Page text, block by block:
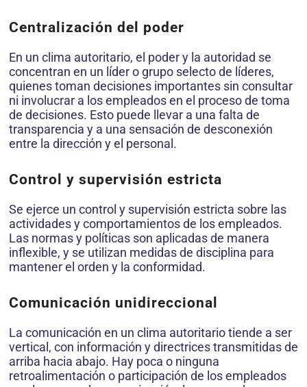
Centralización del poder
En un clima autoritario, el poder y la autoridad se
concentran en un líder o grupo selecto de líderes,
quienes toman decisiones importantes sin consultar
ni involucrar a los empleados en el proceso de toma
de decisiones. Esto puede llevar a una falta de
transparencia y a una sensación de desconexión
entre la dirección y el personal.
Control y supervisión estricta
Se ejerce un control y supervisión estricta sobre las
actividades y comportamientos de los empleados.
Las normas y políticas son aplicadas de manera
inflexible, y se utilizan medidas de disciplina para
mantener el orden y la conformidad.
Comunicación unidireccional
La comunicación en un clima autoritario tiende a ser
vertical, con información y directrices transmitidas de
arriba hacia abajo. Hay poca o ninguna
retroalimentación o participación de los empleados